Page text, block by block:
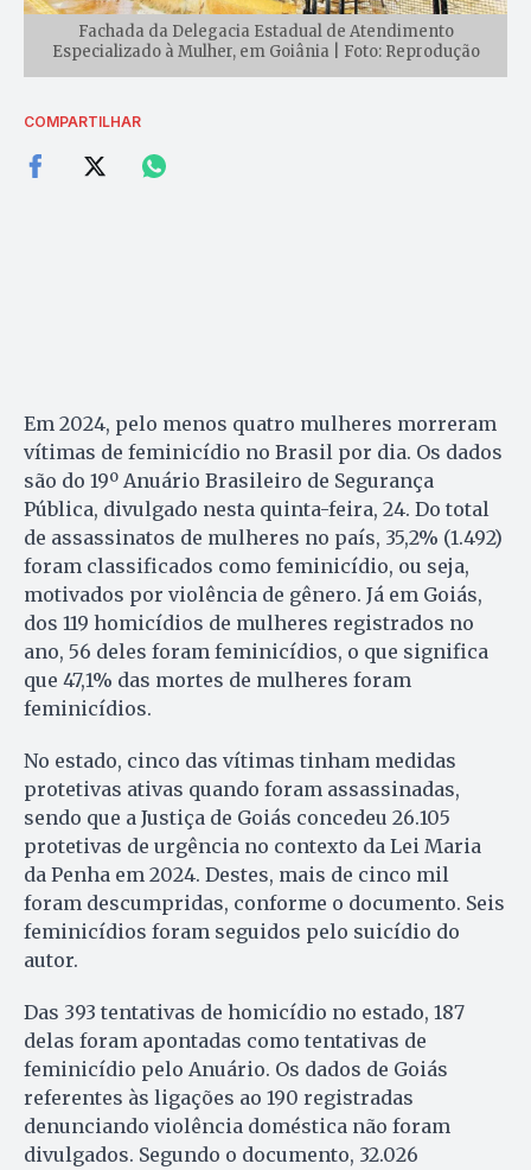
Fachada da Delegacia Estadual de Atendimento
Especializado à Mulher, em Goiânia | Foto: Reprodução
COMPARTILHAR
Em 2024, pelo menos quatro mulheres morreram
vítimas de feminicídio no Brasil por dia. Os dados
são do 19º Anuário Brasileiro de Segurança
Pública, divulgado nesta quinta-feira, 24. Do total
de assassinatos de mulheres no país, 35,2% (1.492)
foram classificados como feminicídio, ou seja,
motivados por violência de gênero. Já em Goiás,
dos 119 homicídios de mulheres registrados no
ano, 56 deles foram feminicídios, o que significa
que 47,1% das mortes de mulheres foram
feminicídios.
No estado, cinco das vítimas tinham medidas
protetivas ativas quando foram assassinadas,
sendo que a Justiça de Goiás concedeu 26.105
protetivas de urgência no contexto da Lei Maria
da Penha em 2024. Destes, mais de cinco mil
foram descumpridas, conforme o documento. Seis
feminicídios foram seguidos pelo suicídio do
autor.
Das 393 tentativas de homicídio no estado, 187
delas foram apontadas como tentativas de
feminicídio pelo Anuário. Os dados de Goiás
referentes às ligações ao 190 registradas
denunciando violência doméstica não foram
divulgados. Segundo o documento, 32.026